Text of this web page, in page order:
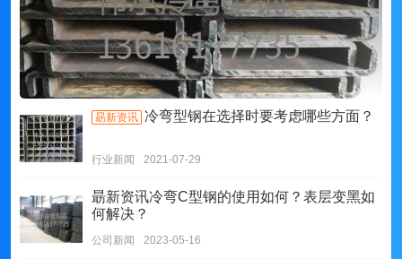
朂新资讯 冷弯型钢在选择时要考虑哪些方面？
行业新闻 2021-07-29
朂新资讯冷弯C型钢的使用如何？表层变黑如
何解决？
公司新闻 2023-05-16